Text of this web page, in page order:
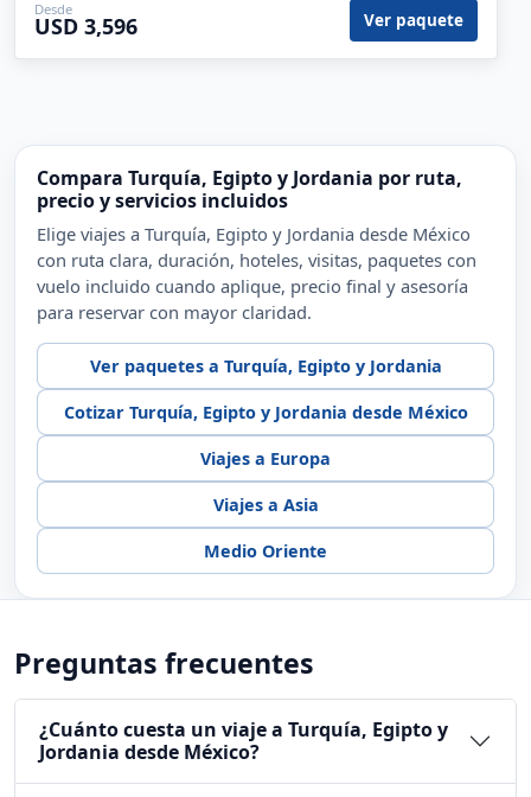
Desde
USD 3,596 Ver paquete
Compara Turquía, Egipto y Jordania por ruta,
precio y servicios incluidos
Elige viajes a Turquía, Egipto y Jordania desde México
con ruta clara, duración, hoteles, visitas, paquetes con
vuelo incluido cuando aplique, precio final y asesoría
para reservar con mayor claridad.
Ver paquetes a Turquía, Egipto y Jordania
Cotizar Turquía, Egipto y Jordania desde México
Viajes a Europa
Viajes a Asia
Medio Oriente
Preguntas frecuentes
¿Cuánto cuesta un viaje a Turquía, Egipto y
Jordania desde México?